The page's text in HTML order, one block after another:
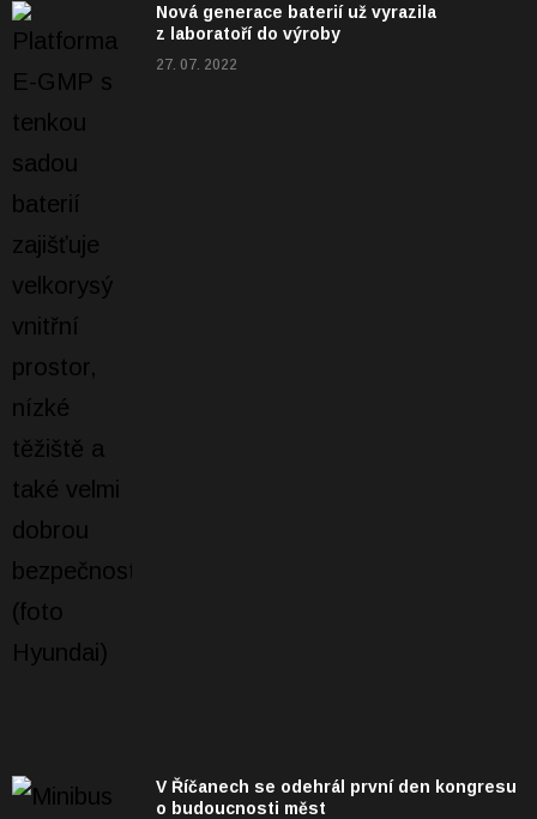
Nová generace baterií už vyrazila
z laboratoří do výroby
27. 07. 2022
V Říčanech se odehrál první den kongresu
o budoucnosti měst